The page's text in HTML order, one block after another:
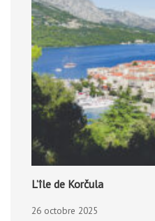
L’île de Korčula
26 octobre 2025